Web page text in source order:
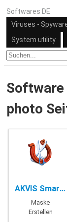
Softwares DE
Viruses -
System utility
photo
AKVIS SmartMask - 11.0
Maske
Erstellen